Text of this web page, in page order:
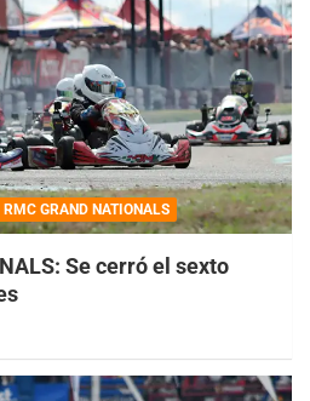
RMC GRAND NATIONALS
Se cerró el sexto